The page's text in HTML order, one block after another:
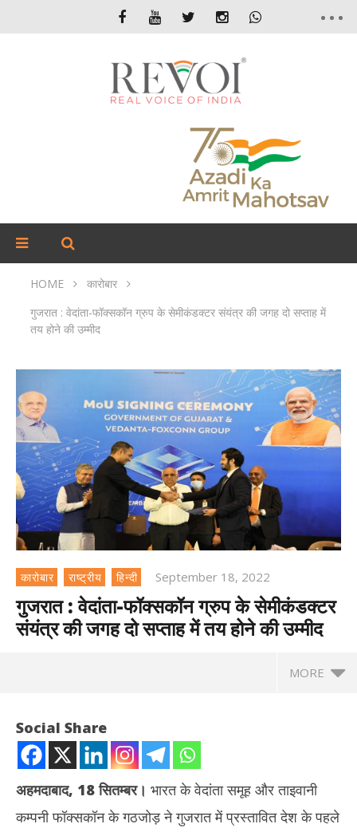
HOME
कारोबार
गुजरात : वेदांता-फॉक्सकॉन ग्रुप के सेमीकंडक्टर संयंत्र की जगह दो सप्ताह में
तय होने की उम्मीद
कारोबार राष्ट्रीय हिन्दी September 18, 2022
गुजरात : वेदांता-फॉक्सकॉन ग्रुप के सेमीकंडक्टर
संयंत्र की जगह दो सप्ताह में तय होने की उम्मीद
MORE
Social Share
अहमदाबाद, 18 सितम्बर। भारत के वेदांता समूह और ताइवानी
कम्पनी फॉक्सकॉन के गठजोड़ ने गुजरात में प्रस्तावित देश के पहले